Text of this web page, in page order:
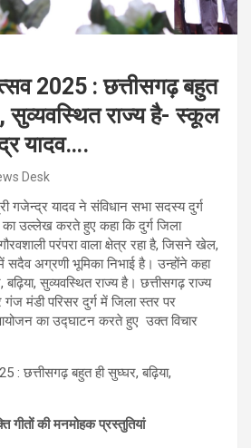
2025 : छत्तीसगढ़ बहुत
सुव्यवस्थित राज्य है- स्कूल
यादव….
Desk
गजेन्द्र यादव ने संविधान सभा सदस्य दुर्ग
उल्लेख करते हुए कहा कि दुर्ग जिला
परंपरा वाला क्षेत्र रहा है, जिसने खेल,
अग्रणी भूमिका निभाई है। उन्होंने कहा
सुव्यवस्थित राज्य है। छत्तीसगढ़ राज्य
मंडी परिसर दुर्ग में जिला स्तर पर
का उद्घाटन करते हुए उक्त विचार
गीतों की मनमोहक प्रस्तुतियां